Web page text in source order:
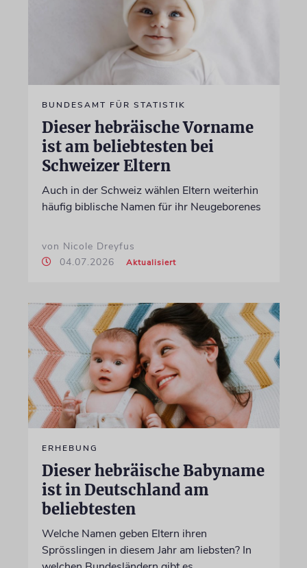
BUNDESAMT FÜR STATISTIK
Dieser hebräische Vorname
ist am beliebtesten bei
Schweizer Eltern
Auch in der Schweiz wählen Eltern weiterhin
häufig biblische Namen für ihr Neugeborenes
von Nicole Dreyfus
04.07.2026
Aktualisiert
ERHEBUNG
Dieser hebräische Babyname
ist in Deutschland am
beliebtesten
Welche Namen geben Eltern ihren
Sprösslingen in diesem Jahr am liebsten? In